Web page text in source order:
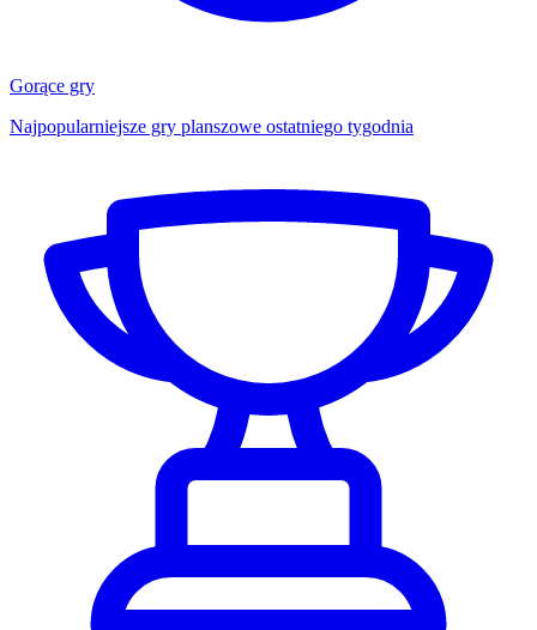
Gorące gry
Najpopularniejsze gry planszowe ostatniego tygodnia